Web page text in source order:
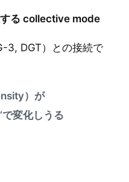
する collective mode
3, DGT）との接続で
）が
変化しうる